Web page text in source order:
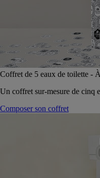
Coffret de 5 eaux de toilette -
Un coffret sur-mesure de cinq
Composer son coffret